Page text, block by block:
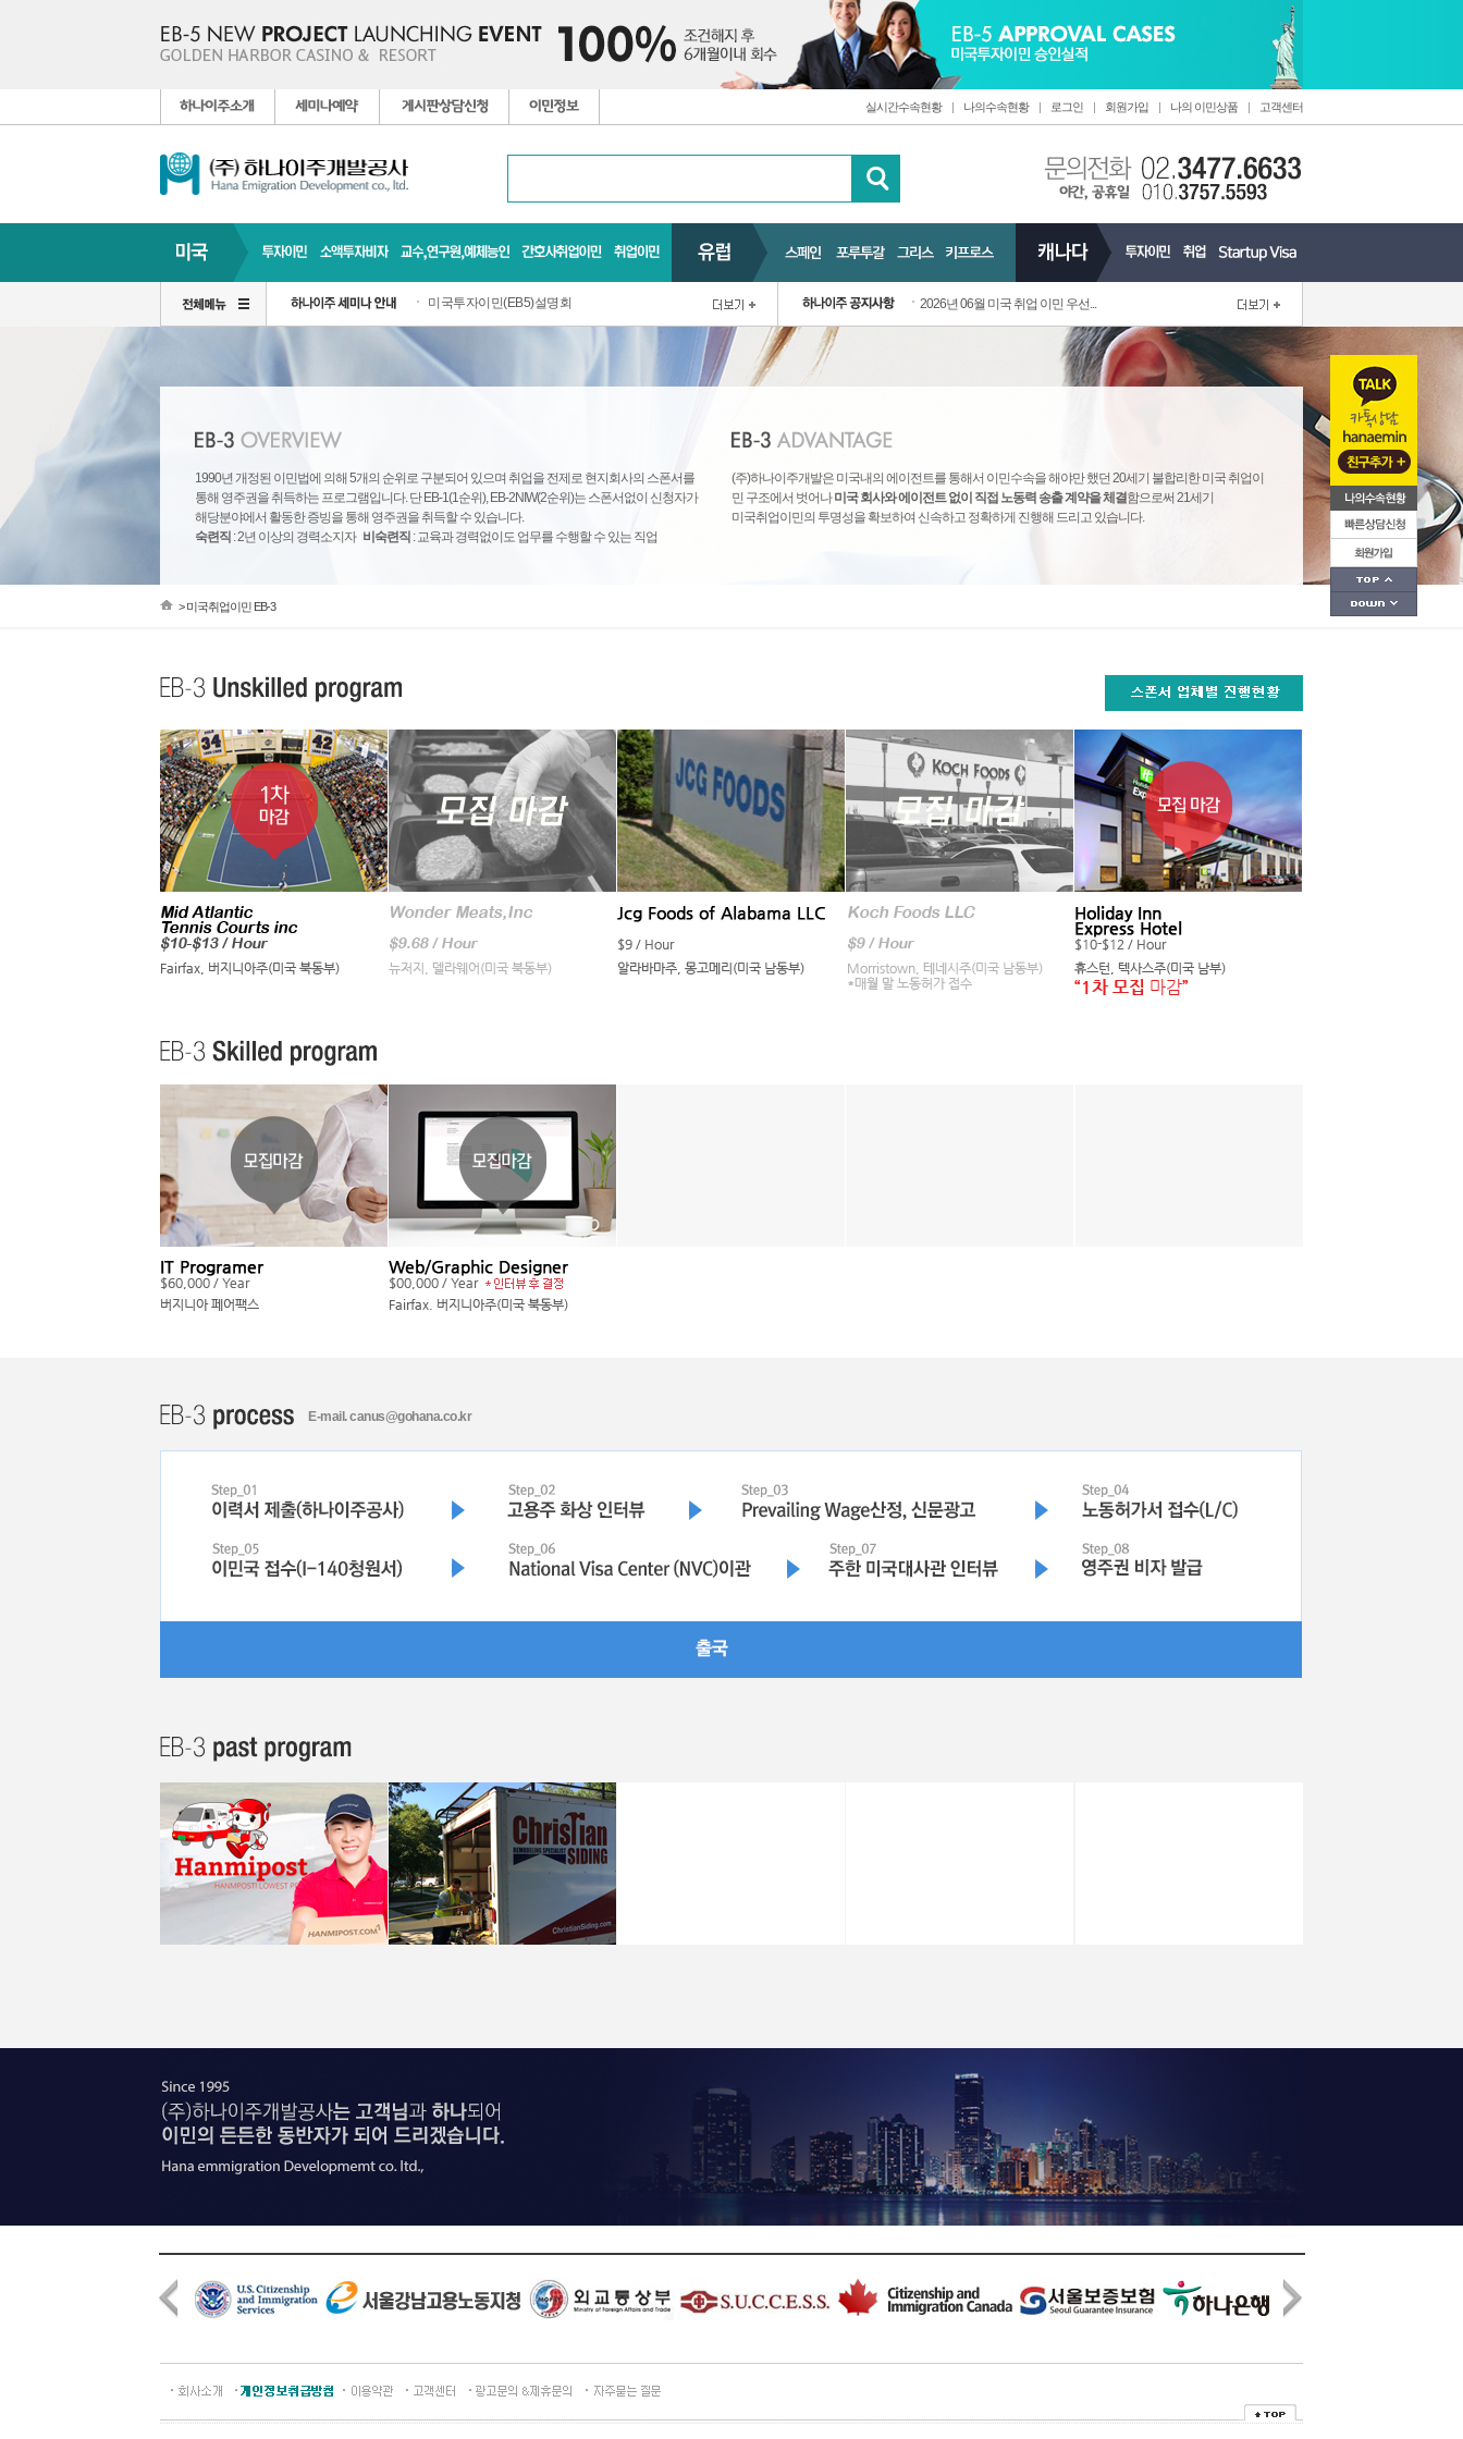
실시간수속현황 | 나의수속현황 | 로그인 | 회원가입 | 나의 이민상품 | 고객센터
미국투자이민(EB5)설명회 2026년 06월 미국 취업 이민 우선...
1990년 개정된 이민법에 의해 5개의 순위로 구분되어 있으며 취업을 전제로 현지회사의 스폰서를
통해 영주권을 취득하는 프로그램입니다. 단 EB-1(1순위), EB-2NIW(2순위)는 스폰서없이 신청자가
해당분야에서 활동한 증빙을 통해 영주권을 취득할 수 있습니다.
숙련직 : 2년 이상의 경력소지자 비숙련직 : 교육과 경력없이도 업무를 수행할 수 있는 직업
(주)하나이주개발은 미국내의 에이전트를 통해서 이민수속을 해야만 했던 20세기 불합리한 미국 취업이
민 구조에서 벗어나미국 회사와 에이전트 없이 직접 노동력 송출 계약을 체결함으로써 21세기
미국취업이민의 투명성을 확보하여 신속하고 정확하게 진행해 드리고 있습니다.
> 미국취업이민 EB-3
E-mail. canus@gohana.co.kr